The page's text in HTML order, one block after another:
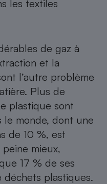
les textiles
de gaz à
et la
l’autre problème
Plus de
plastique sont
le monde, dont une
de 10 %, est
mieux,
17 % de ses
déchets plastiques.